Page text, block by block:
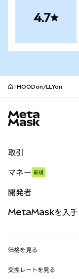
4.7
HOODon/LLYon
取引
パーペチュアル
RWA
マネー 新規
開発者
MetaMask Connect
MetaMaskを入手
価格を見る
イーサリアムの価格
交換レートを見る